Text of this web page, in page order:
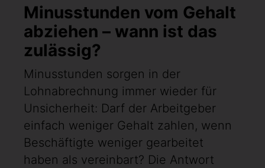
Minusstunden vom Gehalt
abziehen – wann ist das
zulässig?
Minusstunden sorgen in der
Lohnabrechnung immer wieder für
Unsicherheit: Darf der Arbeitgeber
einfach weniger Gehalt zahlen, wenn
Beschäftigte weniger gearbeitet
haben als vereinbart? Die Antwort